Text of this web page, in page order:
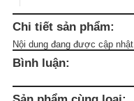
Chi tiết sản phẩm:
Nội dung đang được cập nhật.
Bình luận: